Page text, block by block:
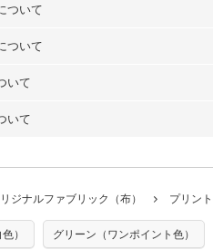
単位での販売になります。
望の方は備考欄に「50cmずつカッ
ついて
てのデザインのプリントに使用し
トンリネン（ビエラ織）・100％
・11号帆布）です。
細を見る
ついて
の配送は、布は2mまで型紙は2個
品時に不備が見つかった場合は、
業日に含まれません。
指定は承れません。出来上がり次
いて
後に注文数量のみをプリントするた
違う、などの理由での返品は承れ
象の基準について詳しくは こちら
いて
です。（製品化した際に起こる全
fabricは一切の責任を負いま
ホームソーイング型紙シリーズ）
ジナルファブリック（布） プリン
） グリーン（ワンポイント色）